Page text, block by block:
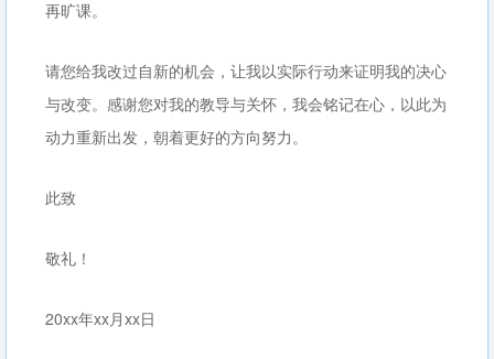
再旷课。
请您给我改过自新的机会，让我以实际行动来证明我的决心
与改变。感谢您对我的教导与关怀，我会铭记在心，以此为
动力重新出发，朝着更好的方向努力。
此致
敬礼！
20xx年xx月xx日